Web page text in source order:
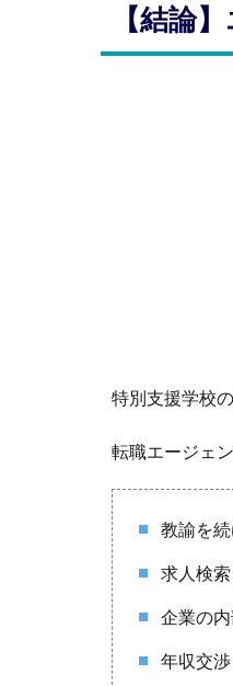
【結論
特別支援学校
転職エージェ
教諭を
求人検索
企業の
年収交渉